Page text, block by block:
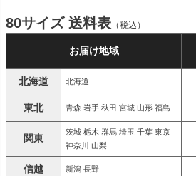
80サイズ 送料表 （税込）
お届け地域
北海道 北海道
東北 青森 岩手 秋田 宮城 山形 福島
関東
茨城 栃木 群馬 埼玉 千葉 東京
神奈川 山梨
信越 新潟 長野